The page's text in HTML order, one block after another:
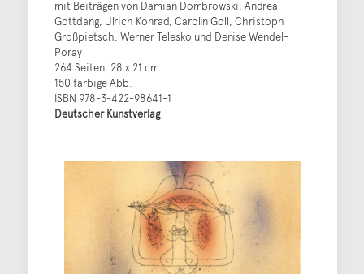
mit Beiträgen von Damian Dombrowski, Andrea
Gottdang, Ulrich Konrad, Carolin Goll, Christoph
Großpietsch, Werner Telesko und Denise Wendel­-
Poray
264 Seiten, 28 x 21 cm
150 farbige Abb.
ISBN 978-3-422-98641-1
Deutscher Kunstverlag